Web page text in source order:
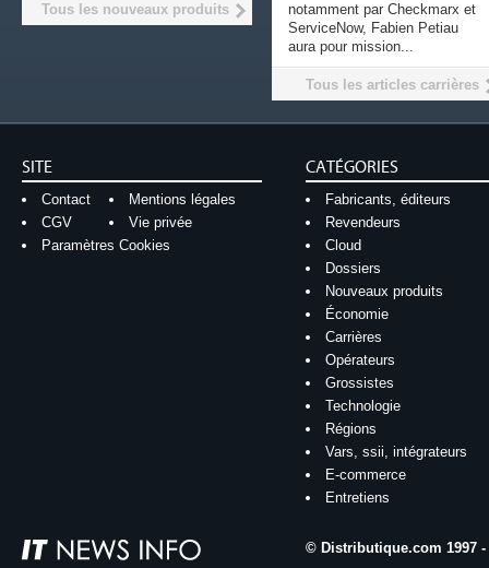
notamment par Checkmarx et
ServiceNow, Fabien Petiau
aura pour mission...
Tous les articles carrières
Tous les nouveaux produits
SITE
Contact
Mentions légales
CGV
Vie privée
Paramètres Cookies
CATÉGORIES
Fabricants, éditeurs
Revendeurs
Cloud
Dossiers
Nouveaux produits
Économie
Carrières
Opérateurs
Grossistes
Technologie
Régions
Vars, ssii, intégrateurs
E-commerce
Entretiens
© Distributique.com 1997 -